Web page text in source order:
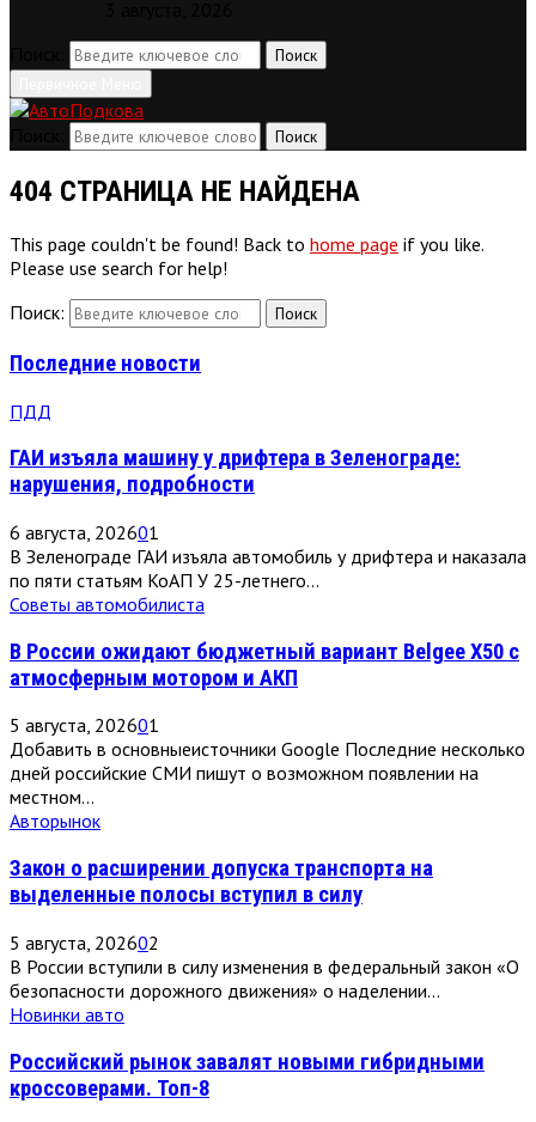
Поиск
Поиск
404 СТРАНИЦА НЕ НАЙДЕНА
This page couldn't be found! Back to home page if you like.
Please use search for help!
Поиск:
Поиск
Последние новости
ПДД
ГАИ изъяла машину у дрифтера в Зеленограде:
нарушения, подробности
6 августа, 202601
В Зеленограде ГАИ изъяла автомобиль у дрифтера и наказала
по пяти статьям КоАП У 25-летнего...
Советы автомобилиста
В России ожидают бюджетный вариант Belgee X50 с
атмосферным мотором и АКП
5 августа, 202601
Добавить в основныеисточники Google Последние несколько
дней российские СМИ пишут о возможном появлении на
местном...
Авторынок
Закон о расширении допуска транспорта на
выделенные полосы вступил в силу
5 августа, 202602
В России вступили в силу изменения в федеральный закон «О
безопасности дорожного движения» о наделении...
Новинки авто
Российский рынок завалят новыми гибридными
кроссоверами. Топ-8